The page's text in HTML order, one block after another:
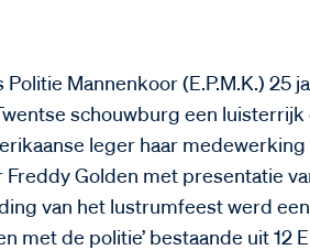
Politie Mannenkoor (E.P.M.K.) 25
schouwburg een luisterrijk
leger haar
Golden met presentatie
van het lustrumfeest werd
met de politie’ bestaande uit 12